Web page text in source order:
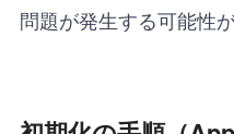
問題が発生する可能性が